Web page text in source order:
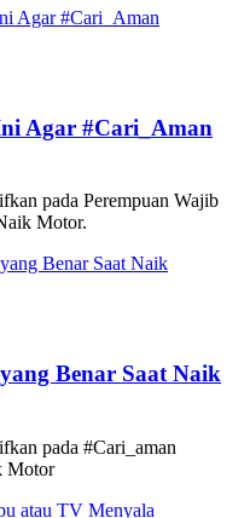
Agar #Cari_Aman
pada Perempuan Wajib
Motor.
Benar Saat Naik
pada #Cari_aman
Motor